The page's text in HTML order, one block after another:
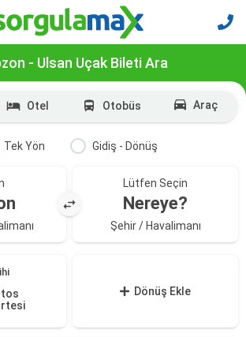
- Ulsan Uçak Bileti Ara
Otel Otobüs Araç
Tek Yön Gidiş - Dönüş
Lütfen Seçin
Nereye?
Şehir / Havalimanı
Dönüş Ekle